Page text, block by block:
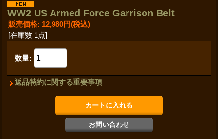
WW2 US Armed Force Garrison Belt
販売価格: 12,980円(税込)
[在庫数 1点]
数量:
返品特約に関する重要事項